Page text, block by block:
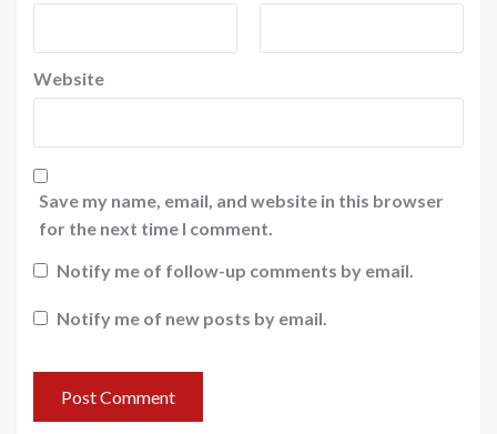
Website
Save my name, email, and website in this browser
for the next time I comment.
Notify me of follow-up comments by email.
Notify me of new posts by email.